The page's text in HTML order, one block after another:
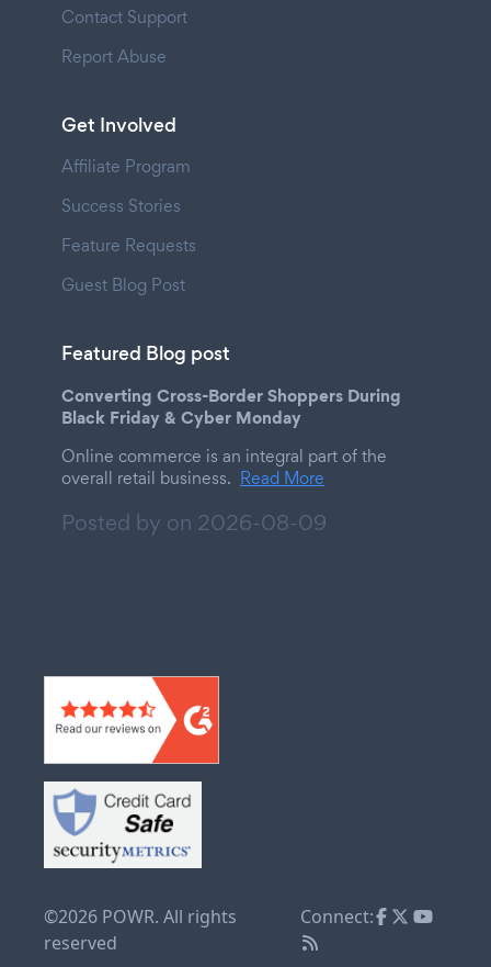
Contact Support
Report Abuse
Get Involved
Affiliate Program
Success Stories
Feature Requests
Guest Blog Post
Featured Blog post
Converting Cross-Border Shoppers During
Black Friday & Cyber Monday
Online commerce is an integral part of the
overall retail business. Read More
Posted by on 2026-08-09
©2026 POWR. All rights
reserved
Connect: